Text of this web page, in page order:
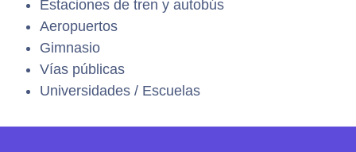
Estaciones de tren y autobús
Aeropuertos
Gimnasio
Vías públicas
Universidades / Escuelas